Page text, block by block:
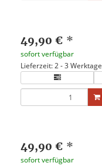
49,90 € *
sofort verfügbar
Lieferzeit: 2 - 3 Werktage
49,90 € *
sofort verfügbar